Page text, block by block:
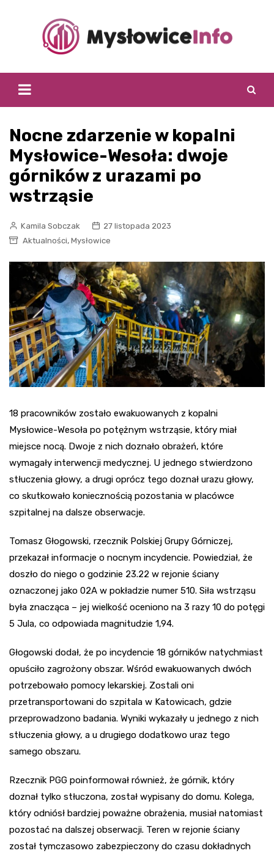
Nocne zdarzenie w kopalni
Mysłowice-Wesoła: dwoje
górników z urazami po
wstrząsie
Kamila Sobczak
27 listopada 2023
Aktualności, Mysłowice
18 pracowników zostało ewakuowanych z kopalni
Mysłowice-Wesoła po potężnym wstrząsie, który miał
miejsce nocą. Dwoje z nich doznało obrażeń, które
wymagały interwencji medycznej. U jednego stwierdzono
stłuczenia głowy, a drugi oprócz tego doznał urazu głowy,
co skutkowało koniecznością pozostania w placówce
szpitalnej na dalsze obserwacje.
Tomasz Głogowski, rzecznik Polskiej Grupy Górniczej,
przekazał informacje o nocnym incydencie. Powiedział, że
doszło do niego o godzinie 23.22 w rejonie ściany
oznaczonej jako 02A w pokładzie numer 510. Siła wstrząsu
była znacząca – jej wielkość oceniono na 3 razy 10 do potęgi
5 Jula, co odpowiada magnitudzie 1,94.
Głogowski dodał, że po incydencie 18 górników natychmiast
opuściło zagrożony obszar. Wśród ewakuowanych dwóch
potrzebowało pomocy lekarskiej. Zostali oni
przetransportowani do szpitala w Katowicach, gdzie
przeprowadzono badania. Wyniki wykazały u jednego z nich
stłuczenia głowy, a u drugiego dodatkowo uraz tego
samego obszaru.
Rzecznik PGG poinformował również, że górnik, który
doznał tylko stłuczona, został wypisany do domu. Kolega,
który odniósł bardziej poważne obrażenia, musiał natomiast
pozostać na dalszej obserwacji. Teren w rejonie ściany
został tymczasowo zabezpieczony do czasu dokładnych